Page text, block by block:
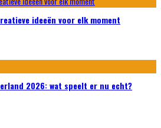
ideeën voor elk moment
2026: wat speelt er nu echt?